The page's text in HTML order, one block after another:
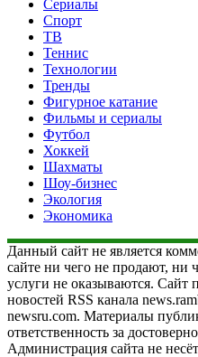
Сериалы
Спорт
ТВ
Теннис
Технологии
Тренды
Фигурное катание
Фильмы и сериалы
Футбол
Хоккей
Шахматы
Шоу-бизнес
Экология
Экономика
Данный сайт не является
сайте ни чего не продают, ни
услуги не оказываются. Сайт
новостей RSS канала
newsru.com. Материалы
ответственность за
Администрация сайта не